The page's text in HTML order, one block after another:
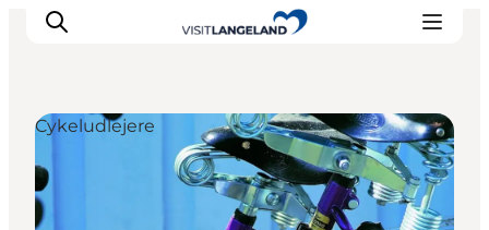
Oplevelser
Byer og øer
Cykeludlejere